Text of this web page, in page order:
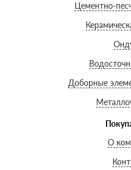
Цементно-
Доборные
О